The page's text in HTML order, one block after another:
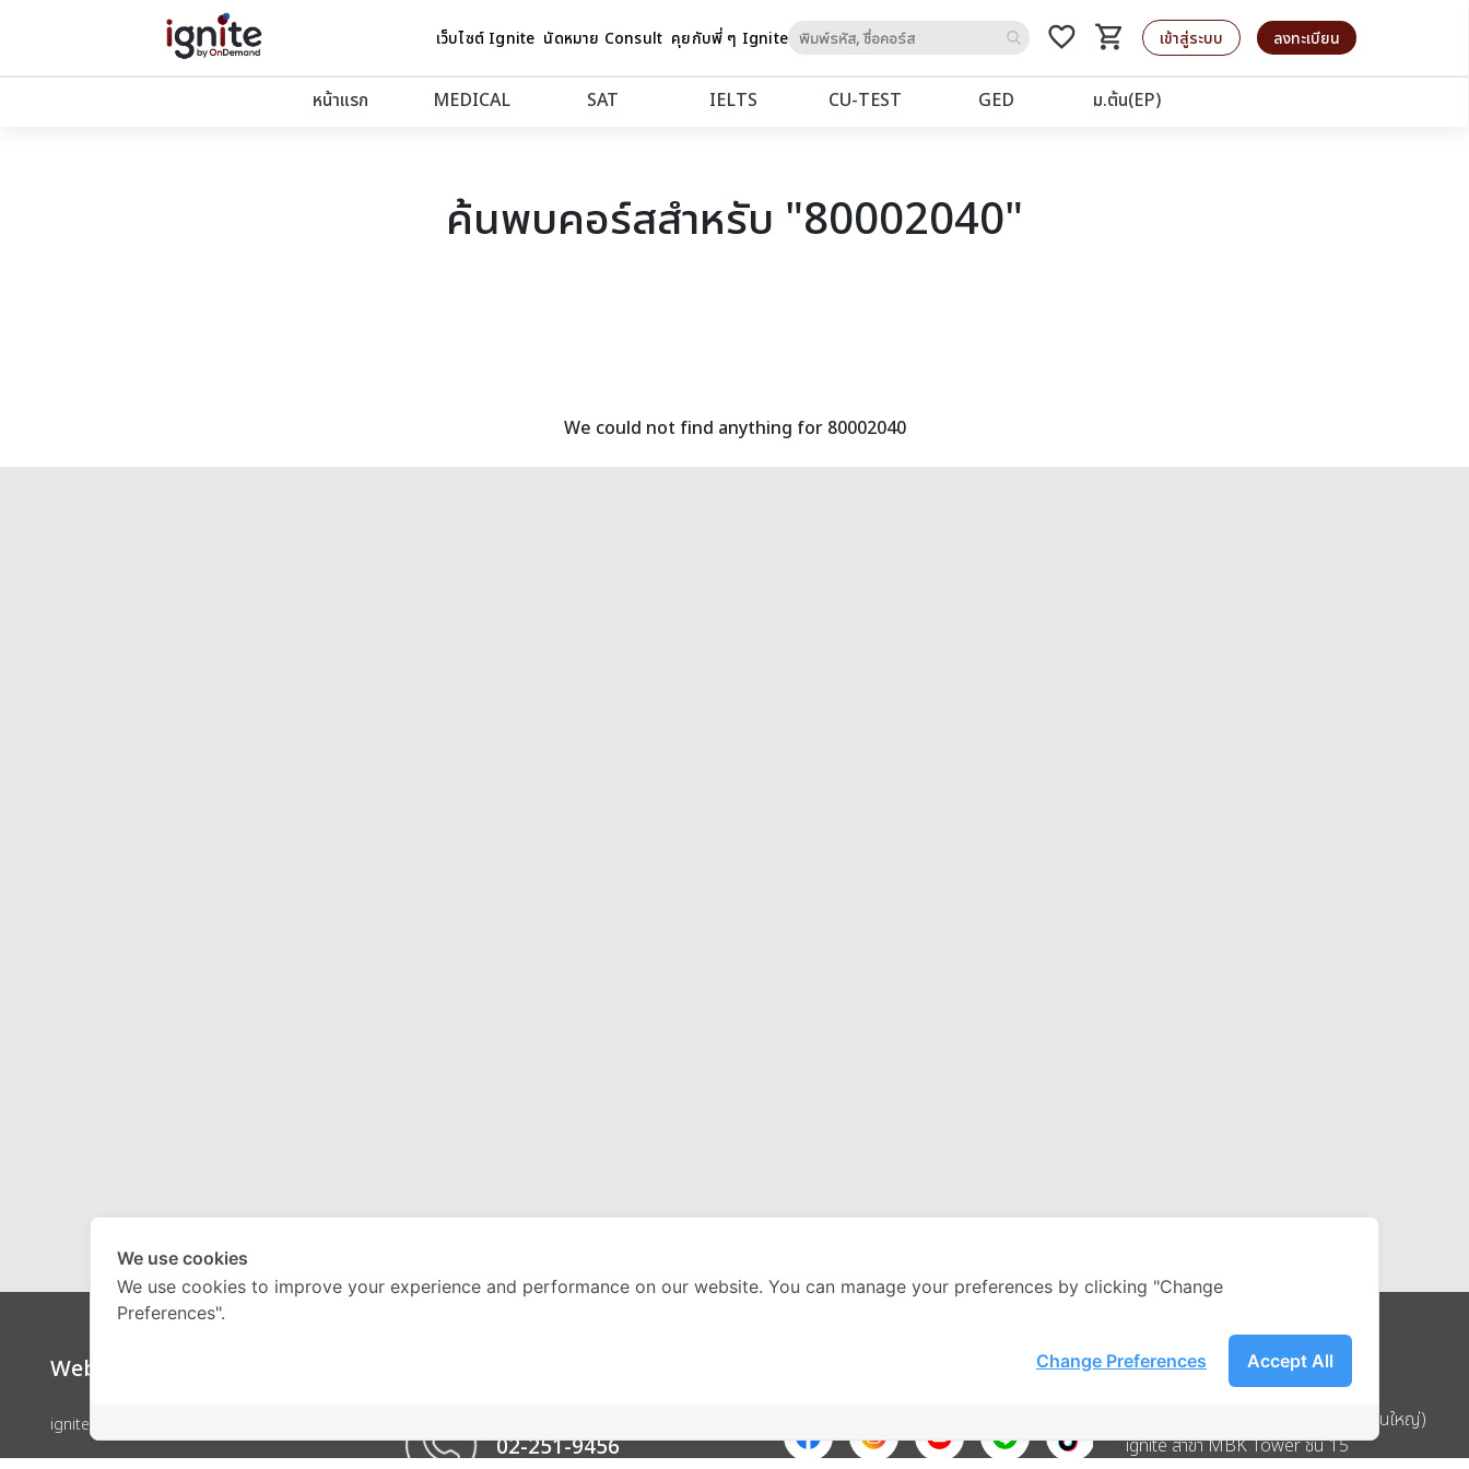
เว็บไซต์ Ignite นัดหมาย Consult คุยกับพี่ ๆ Igniteto
favorite_border shopping_cart
รถเข็น เข้าสู่ระบบ ลงทะเบียน
หน้าแรก MEDICAL SAT IELTS CU‑TEST GED ม.ต้น(EP)
ค้นพบคอร์สสำหรับ "80002040"
We could not find anything for 80002040
Website
ignite by OnDemand
02-251-9456
Address
บริษัท อิกไนท์ เอ สตาร์ จำกัด (สำนักงานใหญ่)
ignite สาขา MBK Tower ชั้น 15
We use cookies
We use cookies to improve your experience and performance on our website. You can manage your preferences by clicking "Change
Preferences".
Accept All
Change Preferences